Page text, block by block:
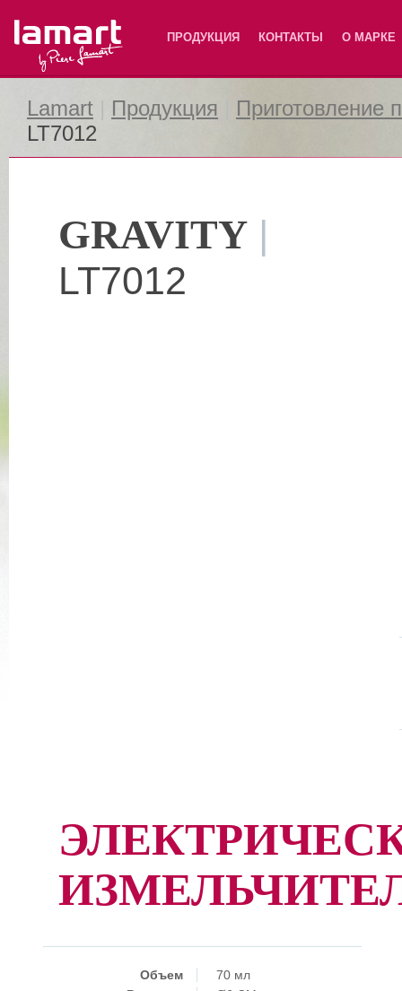
Lamart ПРОДУКЦИЯ КОНТАКТЫ О МАРКЕ
Lamart Продукция
Приготовление
LT7012
GRAVITY |
LT7012
Объем
70 мл